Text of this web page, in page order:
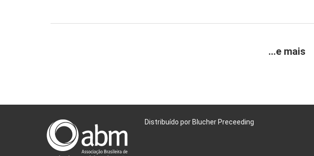
...e mais
Distribuído por Blucher Preceeding